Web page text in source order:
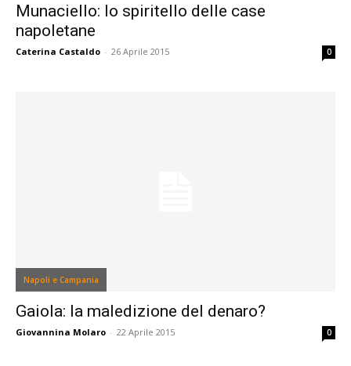
Munaciello: lo spiritello delle case
napoletane
Caterina Castaldo - 26 Aprile 2015 0
Napoli e Campania
Gaiola: la maledizione del denaro?
Giovannina Molaro - 22 Aprile 2015 0